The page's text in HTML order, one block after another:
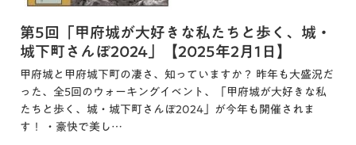
第5回「甲府城が大好きな私たちと歩く、城・
城下町さんぽ2024」【2025年2月1日】
甲府城と甲府城下町の凄さ、知っていますか？ 昨年も大盛況だ
った、全5回のウォーキングイベント、「甲府城が大好きな私
たちと歩く、城・城下町さんぽ2024」が今年も開催されま
す！ ・豪快で美し…